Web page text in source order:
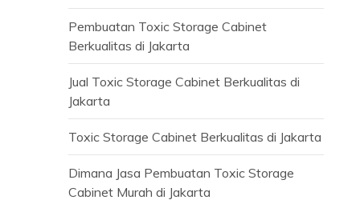
Pembuatan Toxic Storage Cabinet
Berkualitas di Jakarta
Jual Toxic Storage Cabinet Berkualitas di
Jakarta
Toxic Storage Cabinet Berkualitas di Jakarta
Dimana Jasa Pembuatan Toxic Storage
Cabinet Murah di Jakarta